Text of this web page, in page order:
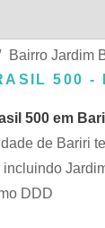
Bairro Jardim
500 -
500 em
de Bariri
DDD